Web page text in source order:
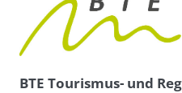
BTE Tourismus- und